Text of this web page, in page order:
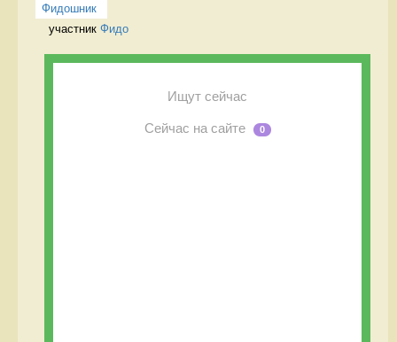
Фидошник
участник Фидо
Ищут сейчас
Сейчас на сайте 0